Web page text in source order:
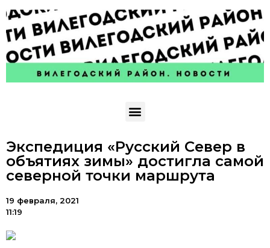
Экспедиция «Русский Север в
объятиях зимы» достигла самой
северной точки маршрута
19 февраля, 2021
11:19